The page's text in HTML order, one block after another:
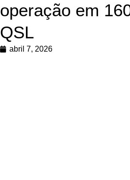
operação em
QSL
abril 7, 2026